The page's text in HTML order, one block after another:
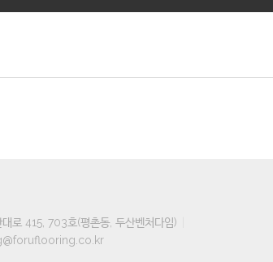
로 415, 703호(평촌동, 두산벤처다임)